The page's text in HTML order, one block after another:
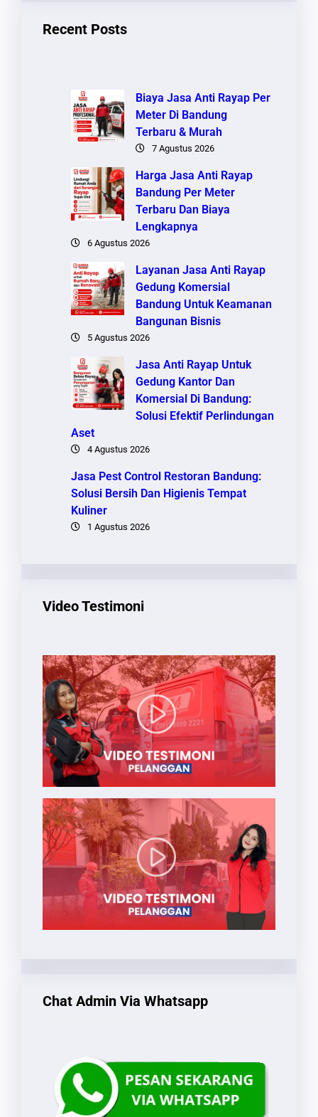
Recent Posts
Biaya Jasa Anti Rayap Per
Meter Di Bandung
Terbaru & Murah
7 Agustus 2026
Harga Jasa Anti Rayap
Bandung Per Meter
Terbaru Dan Biaya
Lengkapnya
6 Agustus 2026
Layanan Jasa Anti Rayap
Gedung Komersial
Bandung Untuk Keamanan
Bangunan Bisnis
5 Agustus 2026
Jasa Anti Rayap Untuk
Gedung Kantor Dan
Komersial Di Bandung:
Solusi Efektif Perlindungan
Aset
4 Agustus 2026
Jasa Pest Control Restoran Bandung:
Solusi Bersih Dan Higienis Tempat
Kuliner
1 Agustus 2026
Video Testimoni
Chat Admin Via Whatsapp